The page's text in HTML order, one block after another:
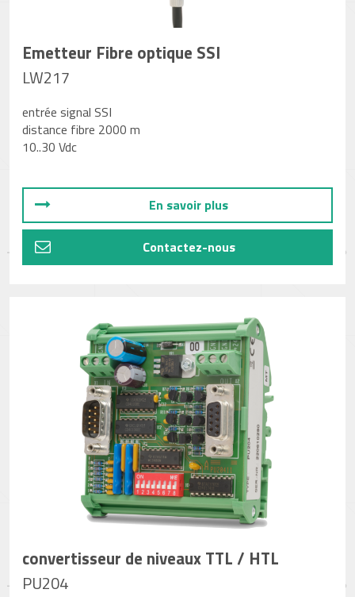
Emetteur Fibre optique SSI
LW217
entrée signal SSI
distance fibre 2000 m
10..30 Vdc
En savoir plus
Contactez-nous
convertisseur de niveaux TTL / HTL
PU204